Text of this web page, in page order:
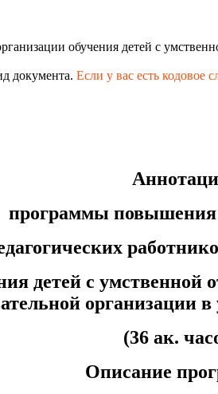
обучения детей с
документа. Если у вас есть кодовое
программы
детей с
организации
(36 ак.
Описание